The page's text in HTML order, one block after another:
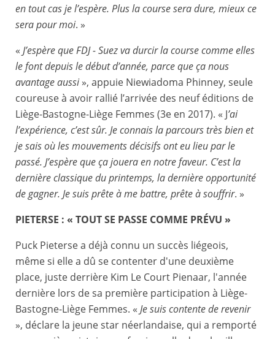
en tout cas je l’espère. Plus la course sera dure, mieux ce
sera pour moi. »
« J’espère que FDJ - Suez va durcir la course comme elles
le font depuis le début d’année, parce que ça nous
avantage aussi», appuie Niewiadoma Phinney, seule
coureuse à avoir rallié l’arrivée des neuf éditions de
Liège-Bastogne-Liège Femmes (3e en 2017). « J’ai
l’expérience, c’est sûr. Je connais la parcours très bien et
je sais où les mouvements décisifs ont eu lieu par le
passé. J’espère que ça jouera en notre faveur. C’est la
dernière classique du printemps, la dernière opportunité
de gagner. Je suis prête à me battre, prête à souffrir. »
PIETERSE : « TOUT SE PASSE COMME PRÉVU »
Puck Pieterse a déjà connu un succès liégeois,
même si elle a dû se contenter d'une deuxième
place, juste derrière Kim Le Court Pienaar, l'année
dernière lors de sa première participation à Liège-
Bastogne-Liège Femmes. « Je suis contente de revenir
», déclare la jeune star néerlandaise, qui a remporté